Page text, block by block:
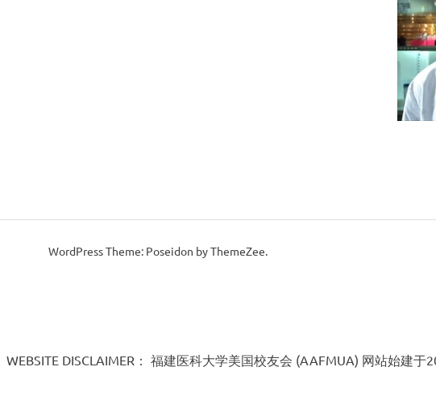
WordPress Theme: Poseidon by ThemeZee.
WEBSITE DISCLAIMER： 福建医科大学美国校友会 (AAFMUA) 网站始建